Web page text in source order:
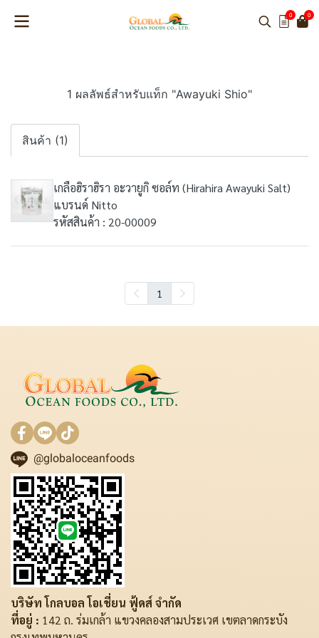
0 0
1 ผลลัพธ์สำหรับแท็ก "Awayuki Shio"
สินค้า (1)
เกลือฮิราฮิรา อะวายูกิ ซอล์ท (Hirahira Awayuki Salt)
แบรนด์ Nitto
รหัสสินค้า : 20-00009
1
@globaloceanfoods
บริษัท โกลบอล โอเชี่ยน ฟู้ดส์ จำกัด
ที่อยู่ : 142 ถ. ร่มเกล้า แขวงคลองสามประเวศ เขตลาดกระบัง